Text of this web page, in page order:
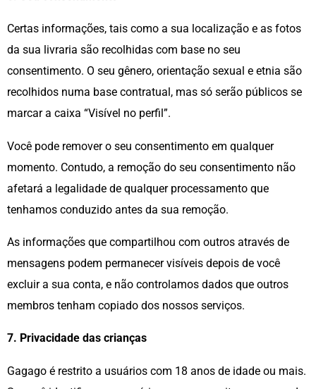
Certas informações, tais como a sua localização e as fotos
da sua livraria são recolhidas com base no seu
consentimento. O seu gênero, orientação sexual e etnia são
recolhidos numa base contratual, mas só serão públicos se
marcar a caixa “Visível no perfil”.
Você pode remover o seu consentimento em qualquer
momento. Contudo, a remoção do seu consentimento não
afetará a legalidade de qualquer processamento que
tenhamos conduzido antes da sua remoção.
As informações que compartilhou com outros através de
mensagens podem permanecer visíveis depois de você
excluir a sua conta, e não controlamos dados que outros
membros tenham copiado dos nossos serviços.
7. Privacidade das crianças
Gagago é restrito a usuários com 18 anos de idade ou mais.